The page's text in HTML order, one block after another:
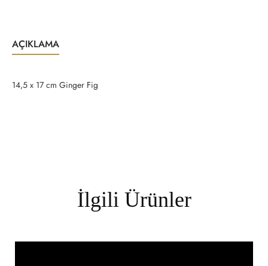
AÇIKLAMA
14,5 x 17 cm Ginger Fig
İlgili Ürünler